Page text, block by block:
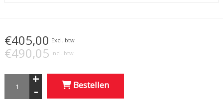
€405,00 Excl. btw
€490,05 Incl. btw
+
- Bestellen